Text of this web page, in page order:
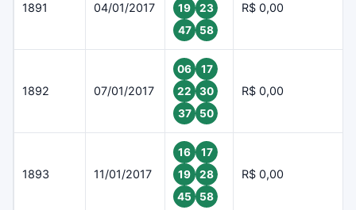
1891 04/01/2017
19
23
47
58
R$ 0,00
1892 07/01/2017
06
17
22
30
37
50
R$ 0,00
1893 11/01/2017
16
17
19
28
45
58
R$ 0,00